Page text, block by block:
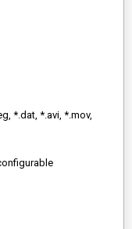
*.dat, *.avi, *.mov,